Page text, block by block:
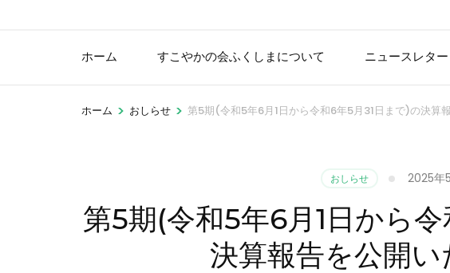
ホーム すこやかの会ふくしまについて ニュースレター
ホーム > おしらせ > 第5期(令和5年6月1日から令和6年5月31日まで)の決算
おしらせ 2025年
第5期(令和5年6月1日から
決算報告を公開